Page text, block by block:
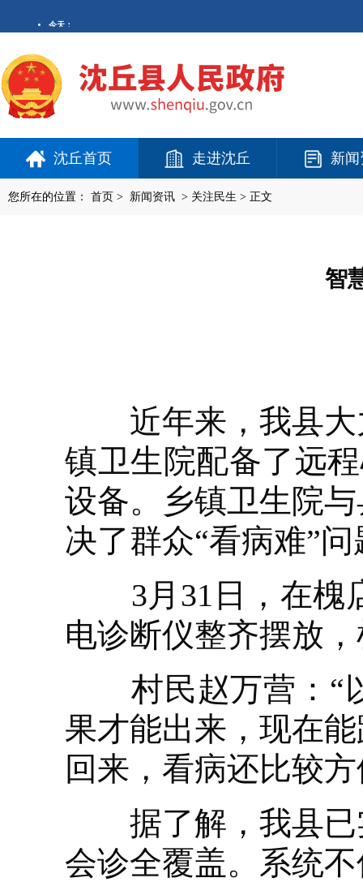
沈丘首页 走进沈丘 新
您所在的位置： 首页 > 新闻资讯 > 关注民生 > 正文
智
近年来，我县大
镇卫生院配备了远
设备。乡镇卫生院
决了群众“看病难”问
3月31日，在槐
电诊断仪整齐摆放
村民赵万营：“以
果才能出来，现在
回来，看病还比较
据了解，我县已
会诊全覆盖。系统